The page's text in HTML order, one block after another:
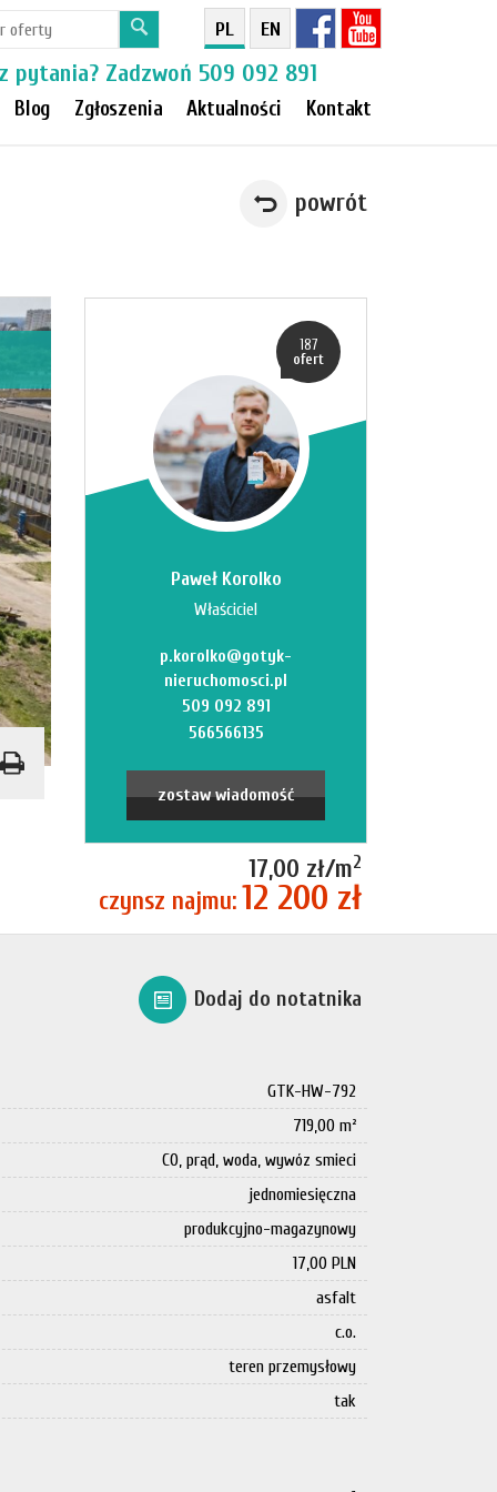
PL EN
pytania? Zadzwoń 509 092 891
Blog Zgłoszenia Aktualności Kontakt
powrót
187
ofert
Paweł Korolko
Właściciel
p.korolko@gotyk-
nieruchomosci.pl
509 092 891
566566135
zostaw wiadomość
17,00 zł/m2
czynsz najmu:12 200 zł
Dodaj do notatnika
GTK-HW-792
719,00 m²
CO, prąd, woda, wywóz smieci
jednomiesięczna
produkcyjno-magazynowy
17,00 PLN
asfalt
c.o.
teren przemysłowy
tak